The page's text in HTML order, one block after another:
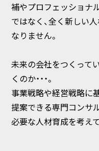
補やプロフェッショナ
ではなく、全く新しい
なりません。
未来の会社をつくって
くのか・・・。
事業戦略や経営戦略に
提案できる専門コンサ
必要な人材育成を考え